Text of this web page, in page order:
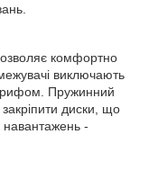
комфортно
виключають
Пружинний
диски, що
навантажень -